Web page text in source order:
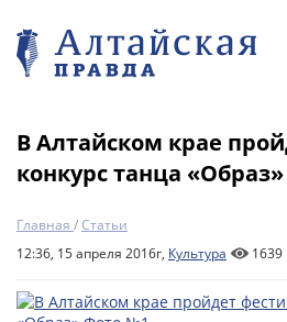
В Алтайском крае
конкурс танца «Образ»
Главная /Статьи
12:36, 15 апреля 2016г, Культура 1639